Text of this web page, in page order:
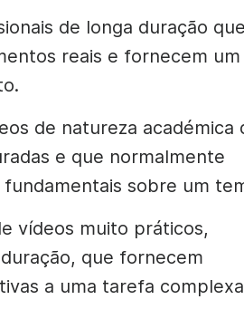
de longa duração que
reais e fornecem um
de natureza académica
e que normalmente
sobre um
vídeos muito práticos,
que fornecem
a uma tarefa